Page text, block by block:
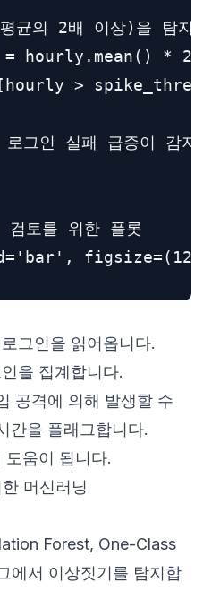
균의 2배 이상)을 탐지
hourly.mean() * 2
>
그인 실패 급증이 감지
토를 위한 플롯
figsize=(12,4),
그인을 읽어옵니다.
을 집계합니다.
공격에 의해 발생할 수
간을 플래그합니다.
도움이 됩니다.
머신러닝
Forest, One-Class
에서 이상짓기를 탐지합